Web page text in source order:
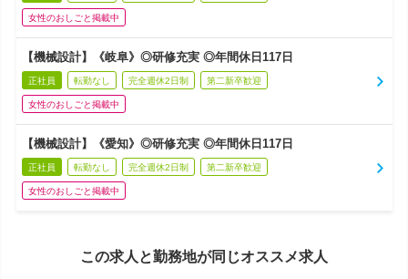
女性のおしごと掲載中
【機械設計】《岐阜》◎研修充実 ◎年間休日117日
正社員 転勤なし 完全週休2日制 第二新卒歓迎
女性のおしごと掲載中
【機械設計】《愛知》◎研修充実 ◎年間休日117日
正社員 転勤なし 完全週休2日制 第二新卒歓迎
女性のおしごと掲載中
この求人と勤務地が同じオススメ求人